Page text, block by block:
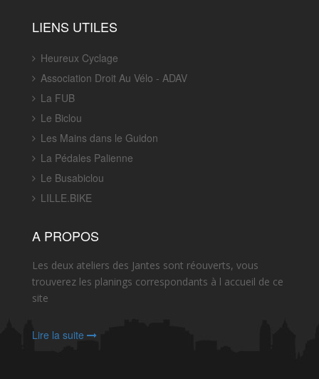
LIENS UTILES
Heureux Cyclage
Association Droit Au Vélo - ADAV
La FUB
Le Biclou
Les Mains dans le Guidon
La Pédales Palienne
Le Busabiclou
LILLE.BIKE
A PROPOS
Les deux ateliers des Jantes sont réouverts, vous
trouverez les planings correspondants à l accueil de ce
site
Lire la suite